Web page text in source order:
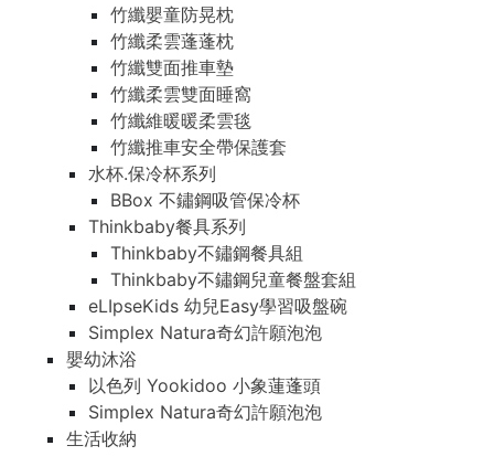
竹纖嬰童防晃枕
竹纖柔雲蓬蓬枕
竹纖雙面推車墊
竹纖柔雲雙面睡窩
竹纖維暖暖柔雲毯
竹纖推車安全帶保護套
水杯.保冷杯系列
BBox 不鏽鋼吸管保冷杯
Thinkbaby餐具系列
Thinkbaby不鏽鋼餐具組
Thinkbaby不鏽鋼兒童餐盤套組
eLIpseKids 幼兒Easy學習吸盤碗
Simplex Natura奇幻許願泡泡
嬰幼沐浴
以色列 Yookidoo 小象蓮蓬頭
Simplex Natura奇幻許願泡泡
生活收納